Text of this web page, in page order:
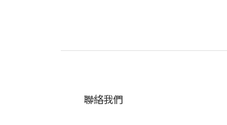
聯絡我們